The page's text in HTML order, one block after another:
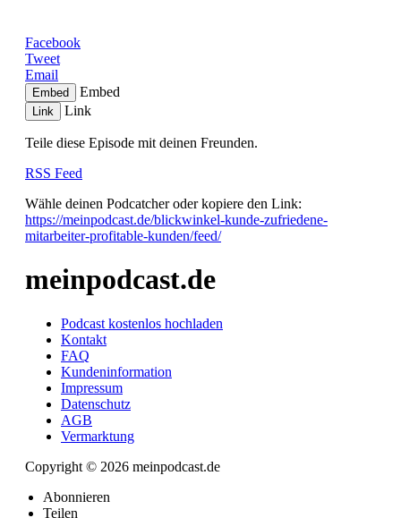
Facebook
Tweet
Email
Embed Embed
Link Link
Teile diese Episode mit deinen Freunden.
RSS Feed
Wähle deinen Podcatcher oder kopiere den Link:
https://meinpodcast.de/blickwinkel-kunde-zufriedene-
mitarbeiter-profitable-kunden/feed/
meinpodcast.de
Podcast kostenlos hochladen
Kontakt
FAQ
Kundeninformation
Impressum
Datenschutz
AGB
Vermarktung
Copyright © 2026 meinpodcast.de
Abonnieren
Teilen